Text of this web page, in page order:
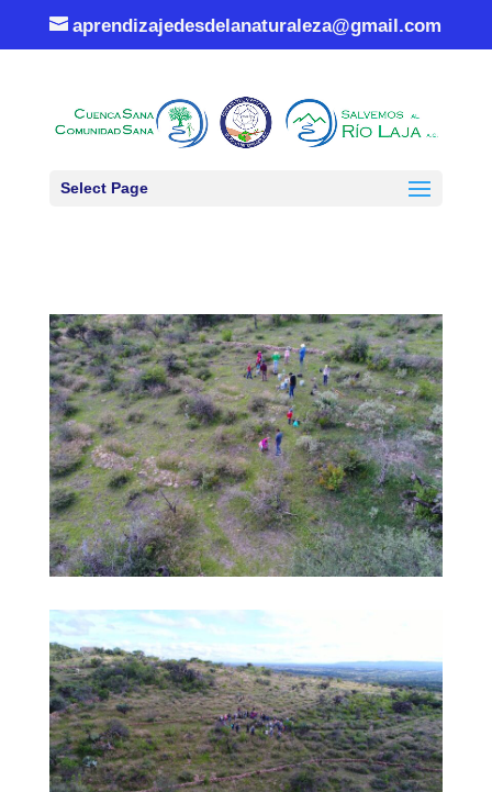
aprendizajedesdelanaturaleza@gmail.com
Select Page